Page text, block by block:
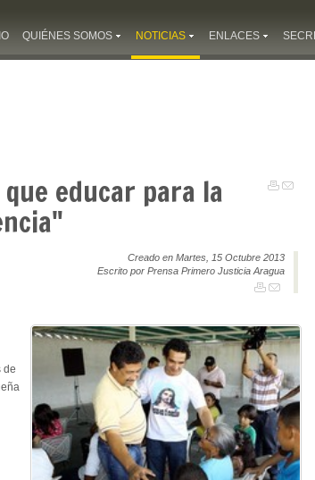
QUIÉNES SOMOS NOTICIAS ENLACES
educar para la
Creado en Martes, 15 Octubre 2013
Escrito por Prensa Primero Justicia Aragua
de